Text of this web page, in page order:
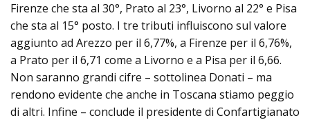
Firenze che sta al 30°, Prato al 23°, Livorno al 22° e Pisa
che sta al 15° posto. I tre tributi influiscono sul valore
aggiunto ad Arezzo per il 6,77%, a Firenze per il 6,76%,
a Prato per il 6,71 come a Livorno e a Pisa per il 6,66.
Non saranno grandi cifre – sottolinea Donati – ma
rendono evidente che anche in Toscana stiamo peggio
di altri. Infine – conclude il presidente di Confartigianato